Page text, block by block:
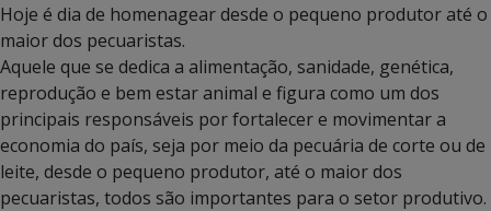
Hoje é dia de homenagear desde o pequeno produtor até o
maior dos pecuaristas.
Aquele que se dedica a alimentação, sanidade, genética,
reprodução e bem estar animal e figura como um dos
principais responsáveis por fortalecer e movimentar a
economia do país, seja por meio da pecuária de corte ou de
leite, desde o pequeno produtor, até o maior dos
pecuaristas, todos são importantes para o setor produtivo.